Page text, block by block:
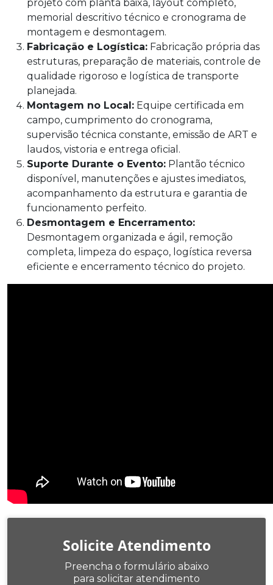
projeto com planta baixa, layout completo,
memorial descritivo técnico e cronograma de
montagem e desmontagem.
Fabricação e Logística: Fabricação própria das
estruturas, preparação de materiais, controle de
qualidade rigoroso e logística de transporte
planejada.
Montagem no Local: Equipe certificada em
campo, cumprimento do cronograma,
supervisão técnica constante, emissão de ART e
laudos, vistoria e entrega oficial.
Suporte Durante o Evento: Plantão técnico
disponível, manutenções e ajustes imediatos,
acompanhamento da estrutura e garantia de
funcionamento perfeito.
Desmontagem e Encerramento:
Desmontagem organizada e ágil, remoção
completa, limpeza do espaço, logística reversa
eficiente e encerramento técnico do projeto.
Solicite Atendimento
Preencha o formulário abaixo
para solicitar atendimento